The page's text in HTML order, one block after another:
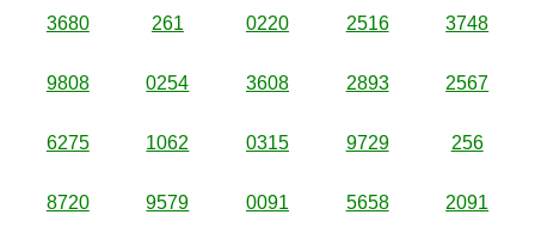
3680 261 0220 2516 3748
9808 0254 3608 2893 2567
6275 1062 0315 9729 256
8720 9579 0091 5658 2091